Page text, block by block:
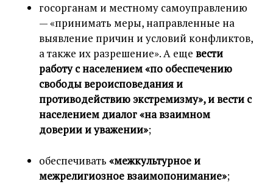
госорганам и местному самоуправлению
— «принимать меры, направленные на
выявление причин и условий конфликтов,
а также их разрешение». А еще вести
работу с населением «по обеспечению
свободы вероисповедания и
противодействию экстремизму», и вести с
населением диалог «на взаимном
доверии и уважении»;
обеспечивать «межкультурное и
межрелигиозное взаимопонимание»;